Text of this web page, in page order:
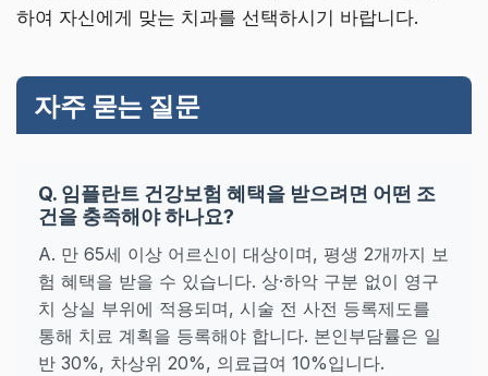
하여 자신에게 맞는 치과를 선택하시기 바랍니다.
자주 묻는 질문
Q. 임플란트 건강보험 혜택을 받으려면 어떤 조
건을 충족해야 하나요?
A. 만 65세 이상 어르신이 대상이며, 평생 2개까지 보
험 혜택을 받을 수 있습니다. 상·하악 구분 없이 영구
치 상실 부위에 적용되며, 시술 전 사전 등록제도를
통해 치료 계획을 등록해야 합니다. 본인부담률은 일
반 30%, 차상위 20%, 의료급여 10%입니다.